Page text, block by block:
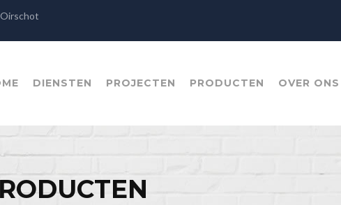
DIENSTEN PROJECTEN PRODUCTEN OVER ONS